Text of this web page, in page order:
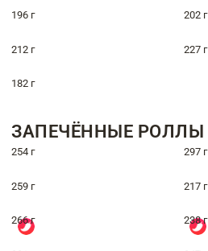
196 г 202 г
212 г 227 г
182 г
ЗАПЕЧЁННЫЕ РОЛЛЫ
254 г 297 г
259 г 217 г
266 г 238 г